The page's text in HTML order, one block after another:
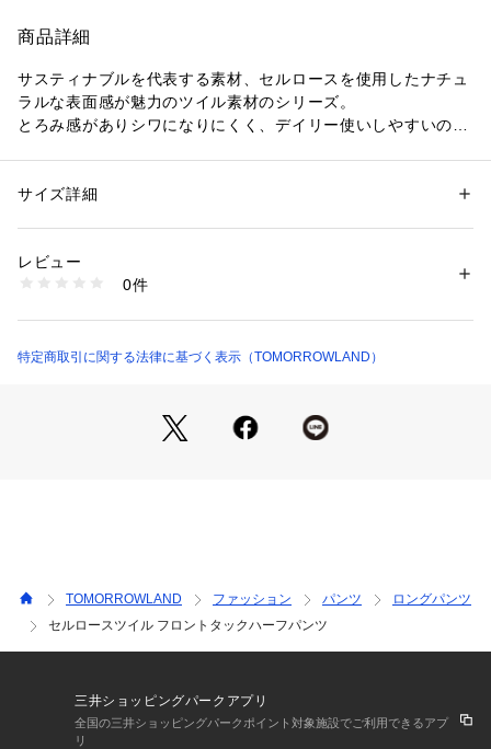
商品詳細
サスティナブルを代表する素材、セルロースを使用したナチュ
ラルな表面感が魅力のツイル素材のシリーズ。
とろみ感がありシワになりにくく、デイリー使いしやすいのも
デザインや広がりすぎないシルエット、膝にかかる着丈で大人
ン・アウトどちらの着こなしもバランス良く合わせていただけ
店舗にお問い合わせの際は、下記の商品番号をお申し付けくだ
性別：レディース
素材：再生繊維(セルロース)95％　ナイロン5％
洗濯：手洗い、漂白不可、タンブル乾燥不可、自然乾燥、アイロン仕上げ
可、ドライ可、ウエットクリーニング可
商品番号：1095000000441 （モール）
サイズ詳細
レビュー
0件
特定商取引に関する法律に基づく表示（TOMORROWLAND）
TOMORROWLAND ファッション パンツ
ロングパンツ
セルロースツイル フロントタックハーフパンツ
三井ショッピングパークアプリ
全国の三井ショッピングパークポイント対象施設でご利用できるアプ
リ